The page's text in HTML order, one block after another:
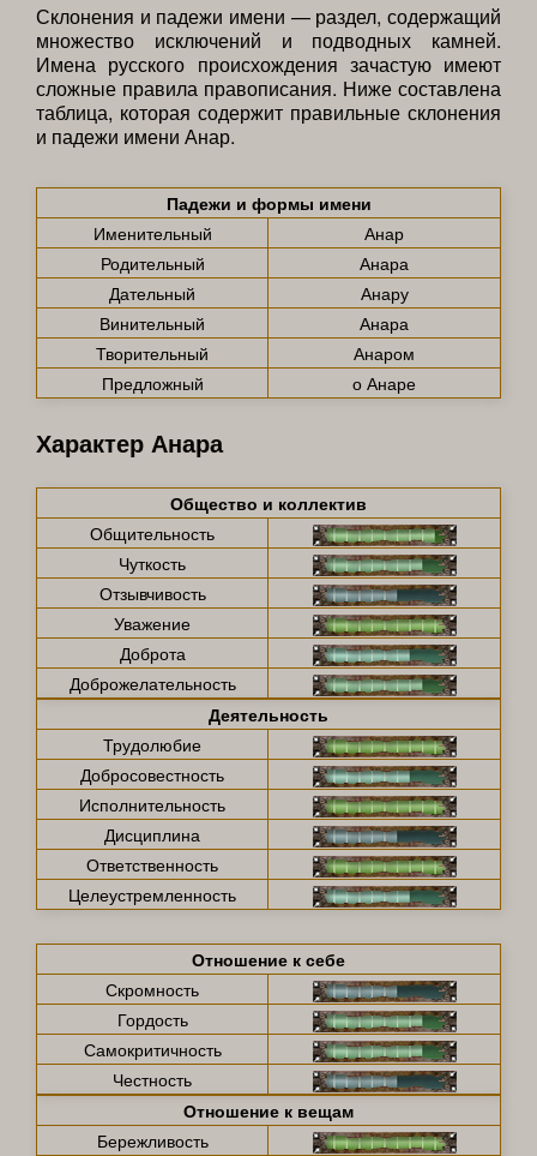
Склонения и падежи имени — раздел, содержащий
множество исключений и подводных камней.
Имена русского происхождения зачастую имеют
сложные правила правописания. Ниже составлена
таблица, которая содержит правильные склонения
и падежи имени Анар.
Падежи и формы имени
Именительный
Анар
Родительный
Анара
Дательный
Анару
Винительный
Анара
Творительный
Анаром
Предложный
о Анаре
Характер Анара
Общество и коллектив
Общительность
Чуткость
Отзывчивость
Уважение
Доброта
Доброжелательность
Деятельность
Трудолюбие
Добросовестность
Исполнительность
Дисциплина
Ответственность
Целеустремленность
Отношение к себе
Скромность
Гордость
Самокритичность
Честность
Отношение к вещам
Бережливость